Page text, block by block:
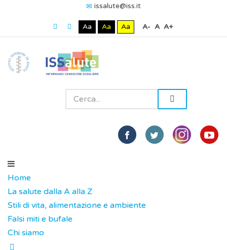
issalute@iss.it
Aa Aa Aa A- A A+
Home
La salute dalla A alla Z
Stili di vita, alimentazione e ambiente
Falsi miti e bufale
Chi siamo